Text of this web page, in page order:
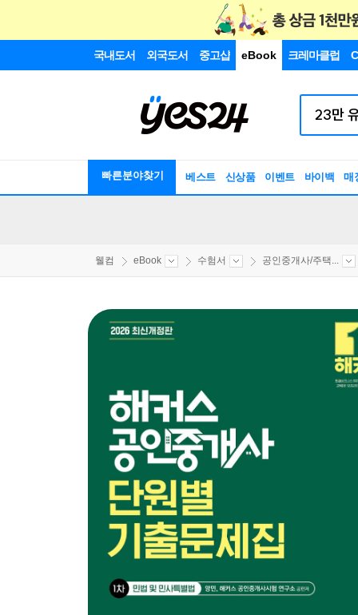
국내도서 외국도서 중고샵 eBook 크레마클럽
빠른분야찾기 베스트 신상품 이벤트 바이백 매
웰컴 eBook 수험서 공인중개사/주택...